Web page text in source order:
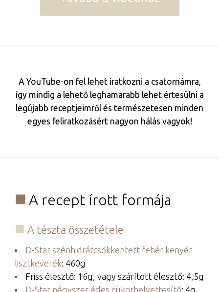
A YouTube-on fel lehet iratkozni a csatornámra,
így mindig a lehető leghamarabb lehet értesülni a
legújabb receptjeimről és természetesen minden
egyes feliratkozásért nagyon hálás vagyok!
A recept írott formája
​A tészta összetétele
D-Star szénhidrátcsökkentett fehér kenyér
lisztkeverék: 460g
Friss élesztő: 16g, vagy szárított élesztő: 4,5g
D-Star négyszer édes cukorhelyettesítő: 4g